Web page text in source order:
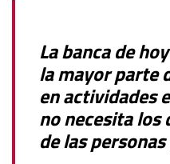
La banca de
la mayor parte
en actividades
no necesita los
de las